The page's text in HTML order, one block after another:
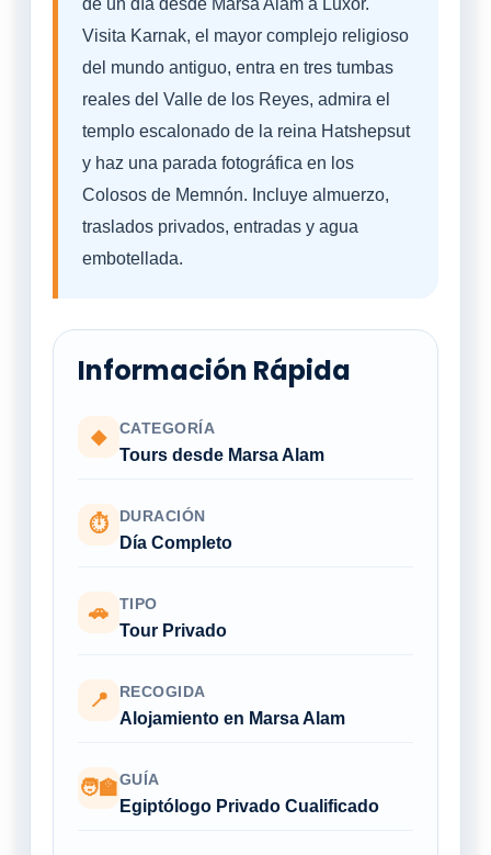
Visita Karnak, el mayor complejo religioso
del mundo antiguo, entra en tres tumbas
reales del Valle de los Reyes, admira el
templo escalonado de la reina Hatshepsut
y haz una parada fotográfica en los
Colosos de Memnón. Incluye almuerzo,
traslados privados, entradas y agua
embotellada.
Información Rápida
◆ CATEGORÍA
Tours desde Marsa Alam
⏱ DURACIÓN
Día Completo
🚗 TIPO
Tour Privado
📍 RECOGIDA
Alojamiento en Marsa Alam
🧑‍🏫GUÍA
Egiptólogo Privado Cualificado